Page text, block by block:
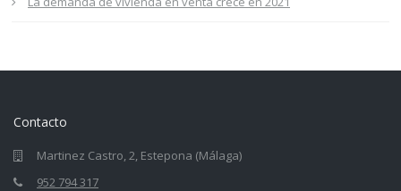
Contacto
Martinez Castro, 2, Estepona (Málaga)
952 794 317